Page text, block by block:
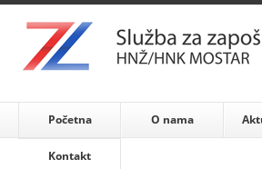
Početna O nama
Kontakt